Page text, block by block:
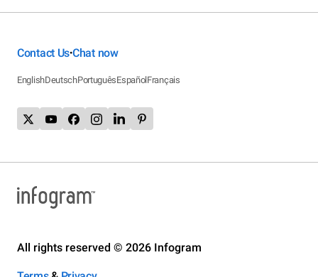
Contact Us•Chat now
EnglishDeutschPortuguêsEspañolFrançais
All rights reserved © 2026 Infogram